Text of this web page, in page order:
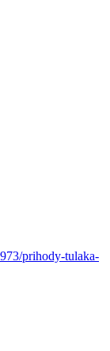
prihody-tulaka-